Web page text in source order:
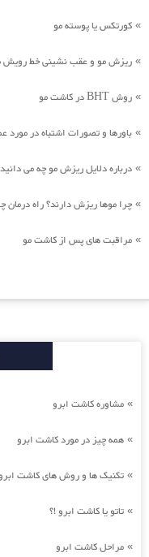
» کورتکس یا پوسته مو
» ریزش مو و عقب نشینی خط رویش
» روش BHT در کاشت مو
» باورها و تصورات اشتباه در
» درباره دلایل ریزش مو چه می دانید
» چرا موها ریزش دارند؟ راه
» مراقبت های پس از کاشت مو
» مشاوره کاشت ابرو
» همه چیز در مورد کاشت ابرو
» تکنیک ها و روش های کاشت
» تاتو یا کاشت ابرو !؟
» مراحل کاشت ابرو